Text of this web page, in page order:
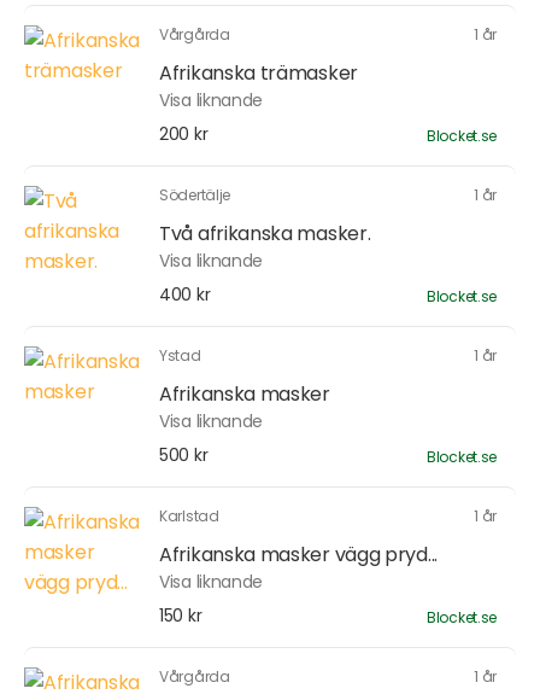
Vårgårda 1 år
Afrikanska trämasker
Visa liknande
200 kr
Blocket.se
Södertälje 1 år
Två afrikanska masker.
Visa liknande
400 kr
Blocket.se
Ystad 1 år
Afrikanska masker
Visa liknande
500 kr
Blocket.se
Karlstad 1 år
Afrikanska masker vägg pryd...
Visa liknande
150 kr
Blocket.se
Vårgårda 1 år